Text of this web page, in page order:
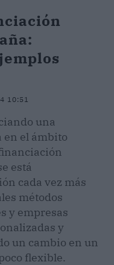
10:51
una
el ámbito
está
cada vez más
métodos
y empresas
y
un cambio en un
flexible.